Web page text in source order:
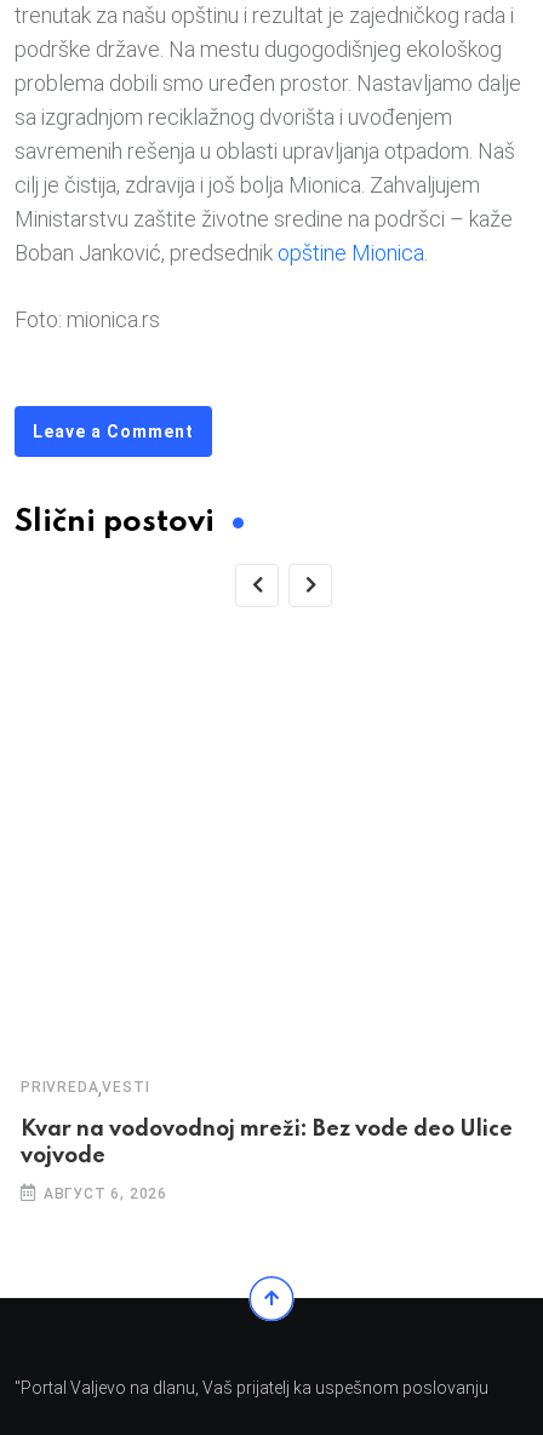
trenutak za našu opštinu i rezultat je zajedničkog rada i
podrške države. Na mestu dugogodišnjeg ekološkog
problema dobili smo uređen prostor. Nastavljamo dalje
sa izgradnjom reciklažnog dvorišta i uvođenjem
savremenih rešenja u oblasti upravljanja otpadom. Naš
cilj je čistija, zdravija i još bolja Mionica. Zahvaljujem
Ministarstvu zaštite životne sredine na podršci – kaže
Boban Janković, predsednik opštine Mionica
Foto: mionica.rs
Leave a Comment
Slični postovi
PRIVREDA,VESTI
Kvar na vodovodnoj mreži: Bez vode deo Ulice
vojvode
АВГУСТ 6, 2026
"Portal Valjevo na dlanu, Vaš prijatelj ka uspešnom poslovanju